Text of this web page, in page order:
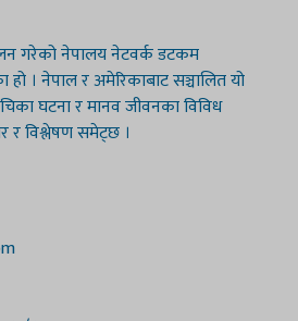
गरेको नेपालय नेटवर्क डटकम
। नेपाल र अमेरिकाबाट सञ्चालित यो
घटना र मानव जीवनका विविध
र विश्लेषण समेट्छ ।